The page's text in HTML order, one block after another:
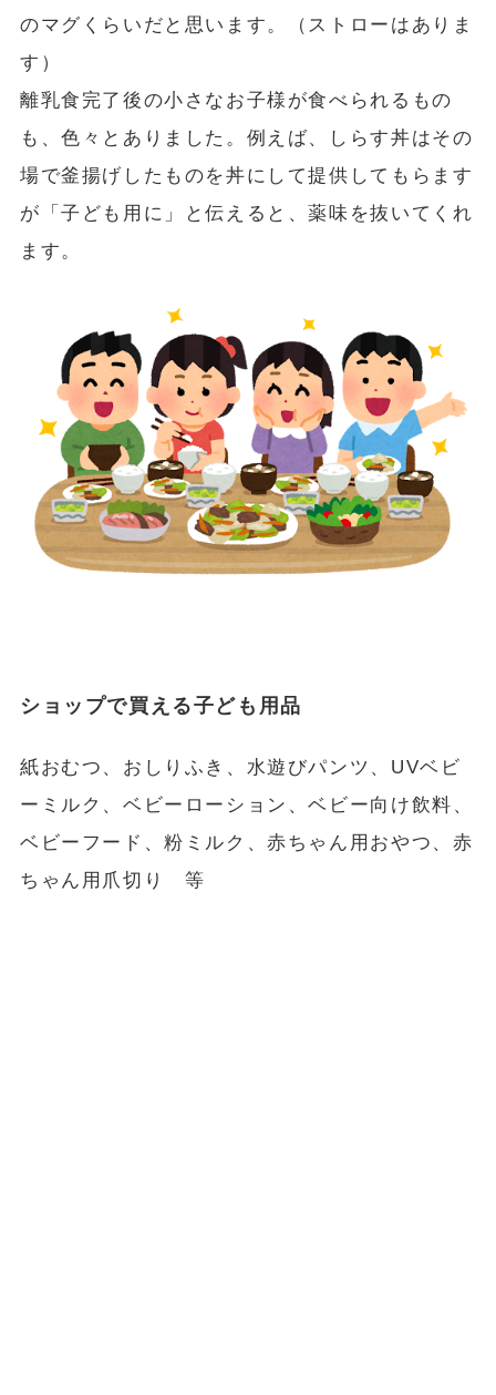
のマグくらいだと思います。（ストローはありま
す）
離乳食完了後の小さなお子様が食べられるもの
も、色々とありました。例えば、しらす丼はその
場で釜揚げしたものを丼にして提供してもらます
が「子ども用に」と伝えると、薬味を抜いてくれ
ます。
ショップで買える子ども用品
紙おむつ、おしりふき、水遊びパンツ、UVベビ
ーミルク、ベビーローション、ベビー向け飲料、
ベビーフード、粉ミルク、赤ちゃん用おやつ、赤
ちゃん用爪切り 等